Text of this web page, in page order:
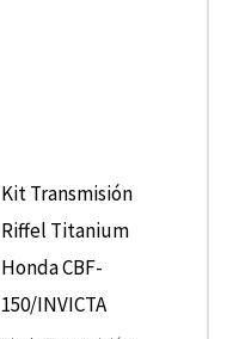
Kit Transmisión
Riffel Titanium
Honda CBF-
150/INVICTA